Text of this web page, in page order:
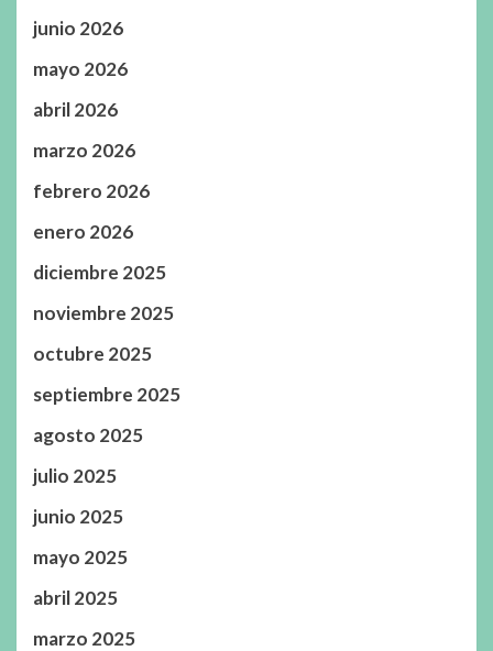
junio 2026
mayo 2026
abril 2026
marzo 2026
febrero 2026
enero 2026
diciembre 2025
noviembre 2025
octubre 2025
septiembre 2025
agosto 2025
julio 2025
junio 2025
mayo 2025
abril 2025
marzo 2025